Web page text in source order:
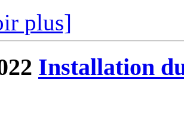
plus]
Installation